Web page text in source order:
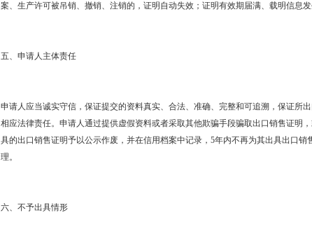
案、生产许可被吊销、撤销、注销的，证明自动失效；证明有效期届满、载明信息发
五、申请人主体责任
申请人应当诚实守信，保证提交的资料真实、合法、准确、完整和可追溯，保证所
相应法律责任。申请人通过提供虚假资料或者采取其他欺骗手段骗取出口销售证明
具的出口销售证明予以公示作废，并在信用档案中记录， 5年内不再为其出具出口销
理。
六、不予出具情形